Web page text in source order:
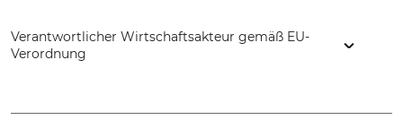
Verantwortlicher Wirtschaftsakteur gemäß EU-
Verordnung
Slovakia, www.mystique-dummy.eu